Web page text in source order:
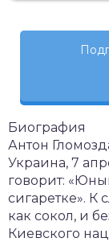
Биография
Антон
Украина, 7
говорит:
сигаретке». К
как сокол, и
Киевского